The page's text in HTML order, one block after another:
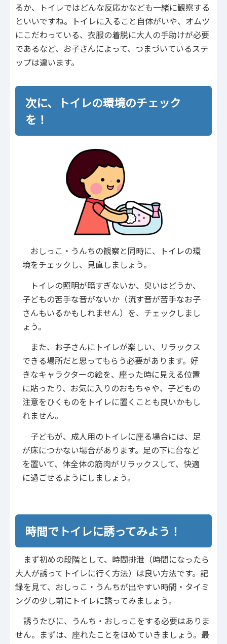
るか、トイレではどんな反応かなども一緒に観察する
といいですね。トイレに入ること自体がいや、オムツ
にこだわっている、衣服の着脱に大人の手助けが必要
であるなど、お子さんによって、つまづいているステ
ップは違います。
次に、トイレの環境のチェック
を！
おしっこ・うんちの観察と同時に、トイレの環
境をチェックし、見直しましょう。
トイレの照明が暗すぎないか、臭いはどうか、
子どもの苦手な音がないか（流す音が苦手なお子
さんもいるかもしれません）を、チェックしまし
ょう。
また、お子さんにトイレが楽しい、リラックス
できる場所だと思ってもらう必要があります。好
きなキャラクターの絵を、座った時に見える位置
に貼ったり、お気に入りのおもちゃや、子どもの
注意をひくものをトイレに置くことも良いかもし
れません。
子どもが、成人用のトイレに座る場合には、足
が床につかない場合があります。足の下に台など
を置いて、体全体の筋肉がリラックスして、快適
に過ごせるようにしましょう。
時間でトイレに誘ってみよう！
まず初めの段階として、時間排泄（時間になったら
大人が誘ってトイレに行く方法）は良い方法です。記
録を見て、おしっこ・うんちが出やすい時間・タイミ
ングの少し前にトイレに誘ってみましょう。
誘うたびに、うんち・おしっこをする必要はありま
せん。まずは、座れたことをほめていきましょう。最